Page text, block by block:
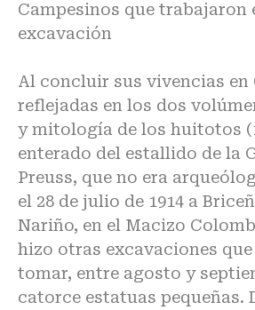
Campesinos que trabajaron
excavación
Al concluir sus vivencias en
reflejadas en los dos
y mitología de los huitotos
enterado del estallido de la
Preuss, que no era
el 28 de julio de 1914 a
Nariño, en el Macizo
hizo otras excavaciones
tomar, entre agosto y
catorce estatuas pequeñas.